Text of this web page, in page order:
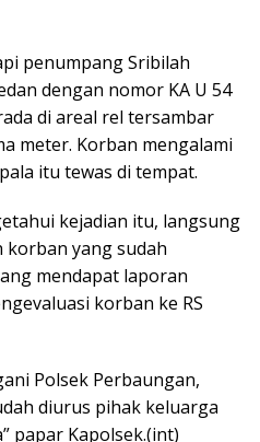
penumpang Sribilah
dengan nomor KA U 54
di areal rel tersambar
meter. Korban mengalami
itu tewas di tempat.
kejadian itu, langsung
korban yang sudah
mendapat laporan
korban ke RS
Polsek Perbaungan,
diurus pihak keluarga
papar Kapolsek.(int)